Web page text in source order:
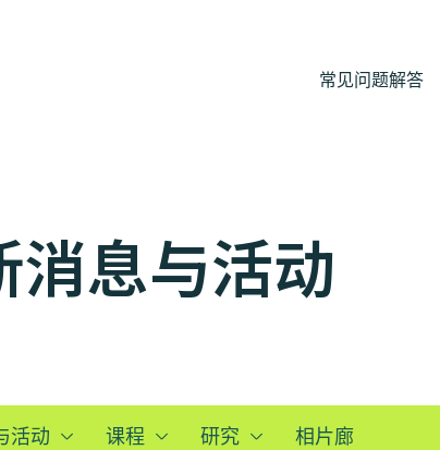
常见问题解答
消息与活动
活动 课程 研究 相片廊